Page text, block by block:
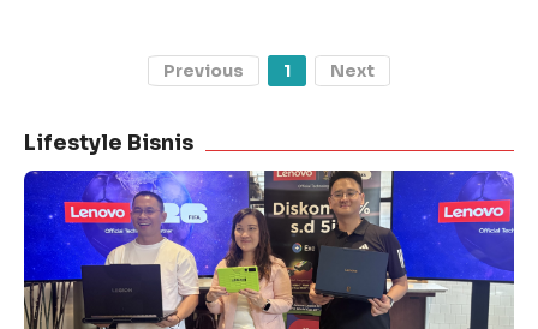
Previous 1 Next
Lifestyle Bisnis